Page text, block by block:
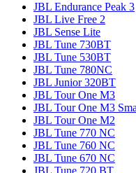
JBL Endurance Peak 3
JBL Live Free 2
JBL Sense Lite
JBL Tune 730BT
JBL Tune 530BT
JBL Tune 780NC
JBL Junior 320BT
JBL Tour One M3
JBL Tour One M3
JBL Tour One M2
JBL Tune 770 NC
JBL Tune 760 NC
JBL Tune 670 NC
JBL Tune 720 BT